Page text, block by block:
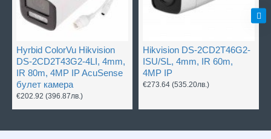
Hyrbid ColorVu Hikvision
DS-2CD2T43G2-4LI, 4mm,
IR 80m, 4MP IP AcuSense
булет камера
€202.92 (396.87лв.)
Hikvision DS-2CD2T46G2-
ISU/SL, 4mm, IR 60m,
4MP IP
€273.64 (535.20лв.)